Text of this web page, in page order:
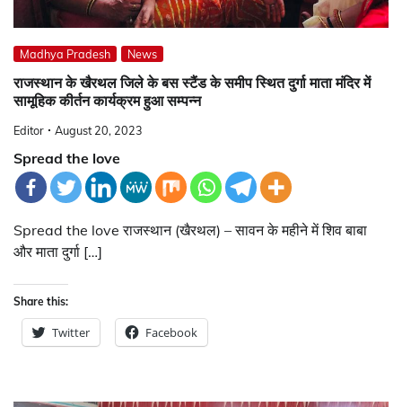
Madhya Pradesh News
राजस्थान के खैरथल जिले के बस स्टैंड के समीप स्थित दुर्गा माता मंदिर में
सामूहिक कीर्तन कार्यक्रम हुआ सम्पन्न
Editor August 20, 2023
Spread the love
Spread the love राजस्थान (खैरथल) – सावन के महीने में शिव बाबा
और माता दुर्गा […]
Share this:
Twitter Facebook